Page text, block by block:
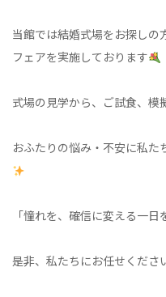
当館では結婚式場をお探しの
フェアを実施しております
式場の見学から、ご試食、模
おふたりの悩み・不安に私
「憧れを、確信に変える一日
是非、私たちにお任せくださ